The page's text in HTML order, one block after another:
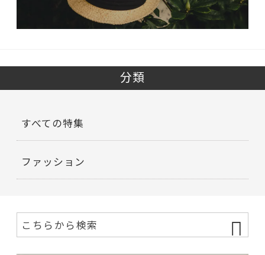
分類
すべての特集
ファッション